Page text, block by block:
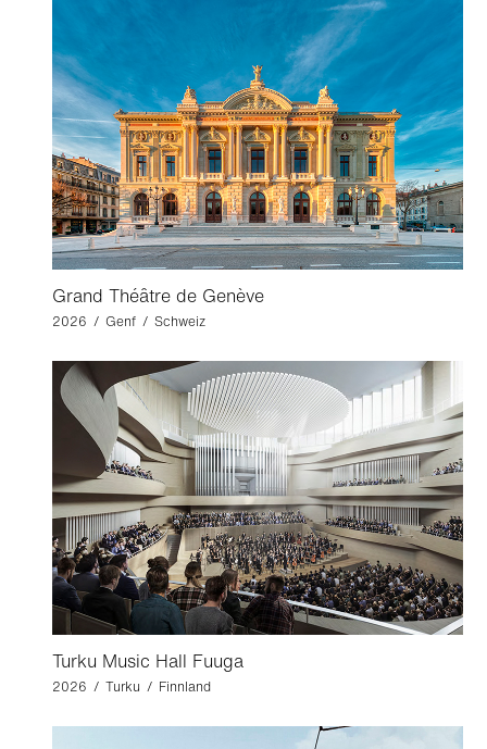
Grand Théâtre de Genève
2026 / Genf / Schweiz
Turku Music Hall Fuuga
2026 / Turku / Finnland